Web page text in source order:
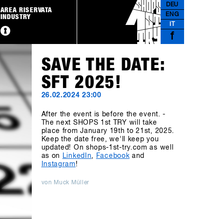
DEU
ENG
f
AREA RISERVATA
INDUSTRY
SAVE THE DATE:
SFT 2025!
26.02.2024 23:00
After the event is before the event. -
The next SHOPS 1st TRY will take
place from January 19th to 21st, 2025.
Keep the date free, we'll keep you
updated! On shops-1st-try.com as well
as on
LinkedIn, Facebook and
Instagram !
von Muck Müller